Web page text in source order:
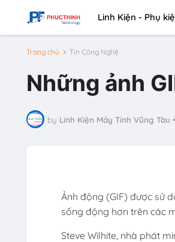
Linh Kiện - Phụ
Trang chủ Tin Công Nghệ
Những ảnh
by Linh Kiện Máy Tính Vũng Tàu •
Ảnh động (GIF) được sử
sống động hơn trên các
Steve Wilhite, nhà phát